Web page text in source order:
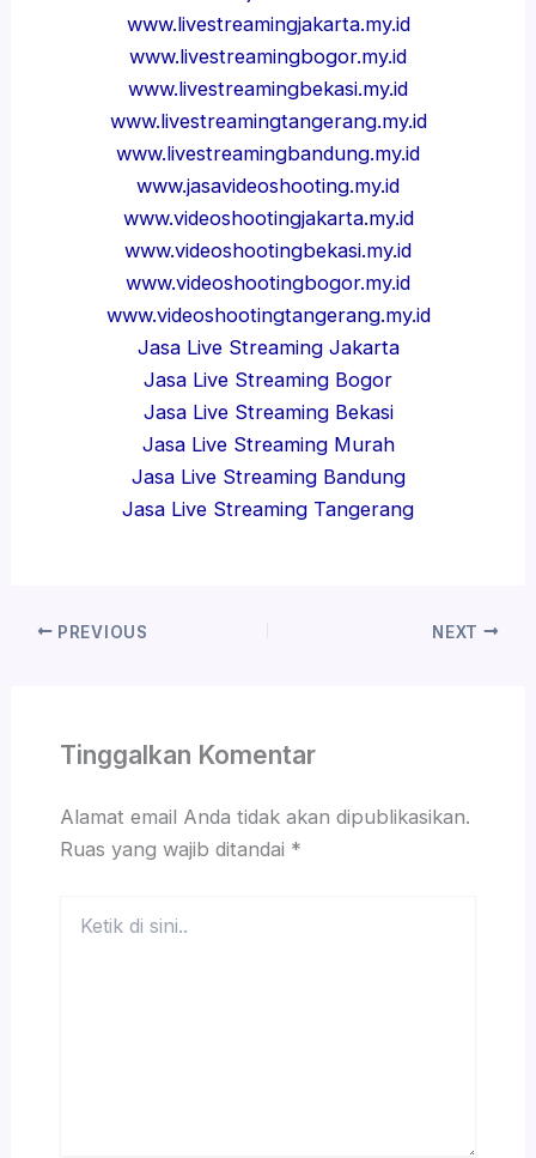
www.livestreamingjakarta.my.id
www.livestreamingbogor.my.id
www.livestreamingbekasi.my.id
www.livestreamingtangerang.my.id
www.livestreamingbandung.my.id
www.jasavideoshooting.my.id
www.videoshootingjakarta.my.id
www.videoshootingbekasi.my.id
www.videoshootingbogor.my.id
www.videoshootingtangerang.my.id
Jasa Live Streaming Jakarta
Jasa Live Streaming Bogor
Jasa Live Streaming Bekasi
Jasa Live Streaming Murah
Jasa Live Streaming Bandung
Jasa Live Streaming Tangerang
PREVIOUS NEXT
Tinggalkan Komentar
Alamat email Anda tidak akan dipublikasikan.
Ruas yang wajib ditandai *